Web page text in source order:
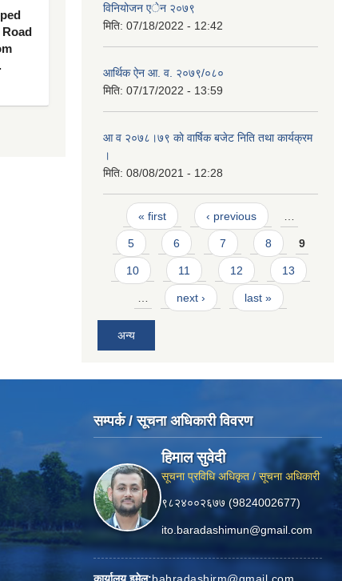
विनियोजन एेन २०७९
मिति: 07/18/2022 - 12:42
आर्थिक ऐन आ. व. २०७९/०८०
मिति: 07/17/2022 - 13:59
आ व २०७८।७९ काे वार्षिक बजेट निति तथा कार्यक्रम
।
मिति: 08/08/2021 - 12:28
Pages
« first ‹ previous …
5 6 7 8 9
10 11 12 13
… next › last »
अन्य
सम्पर्क / सूचना अधिकारी विवरण
हिमाल सुवेदी
सूचना प्रविधि अधिकृत / सूचना अधिकारी
९८२४००२६७७ (9824002677)
ito.baradashimun@gmail.com